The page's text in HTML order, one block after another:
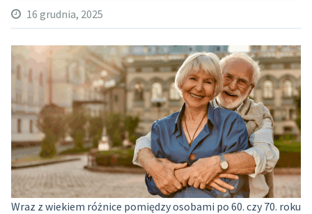
16 grudnia, 2025
Wraz z wiekiem różnice pomiędzy osobami po 60. czy 70. roku